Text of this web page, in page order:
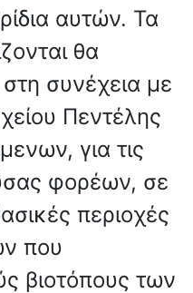
αυτών. Τα
θα
συνέχεια με
Πεντέλης
για τις
φορέων, σε
περιοχές
που
βιοτόπους των